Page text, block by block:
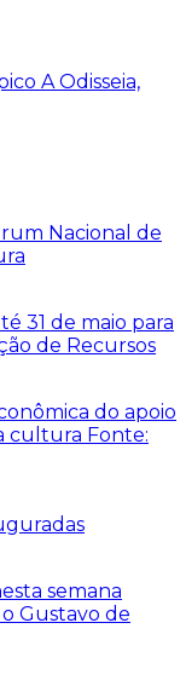
A Odisseia,
Nacional de
31 de maio para
de Recursos
do apoio
cultura Fonte:
semana
Gustavo de